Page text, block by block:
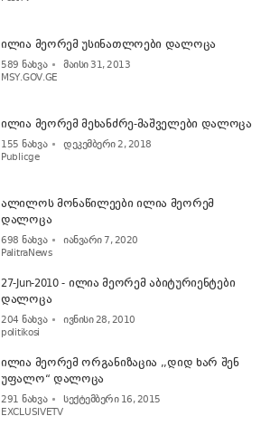
ილია მეორემ უსინათლოები დალოცა
589 ნახვა
მაისი 31, 2013
MSY.GOV.GE
ილია მეორემ მეხანძრე-მაშველები დალოცა
155 ნახვა
დეკემბერი 2, 2018
Publicge
ალილოს მონაწილეები ილია მეორემ
დალოცა
698 ნახვა
იანვარი 7, 2020
PalitraNews
27-Jun-2010 - ილია მეორემ აბიტურიენტები
დალოცა
204 ნახვა
ივნისი 28, 2010
politikosi
ილია მეორემ ორგანიზაცია ,,დიდ ხარ შენ
უფალო“ დალოცა
291 ნახვა
სექტემბერი 16, 2015
EXCLUSIVETV